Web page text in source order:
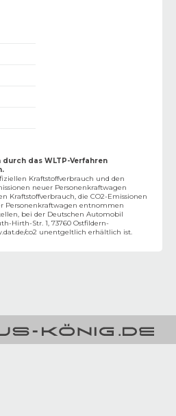
das WLTP-Verfahren
Kraftstoffverbrauch und den
neuer Personenkraftwagen
Kraftstoffverbrauch, die CO2-Emissionen
Personenkraftwagen entnommen
bei der Deutschen Automobil
Hirth-Str. 1, 73760 Ostfildern-
co2 unentgeltlich erhältlich ist.